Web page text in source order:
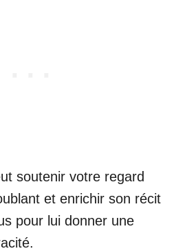
soutenir votre regard
et enrichir son récit
pour lui donner une